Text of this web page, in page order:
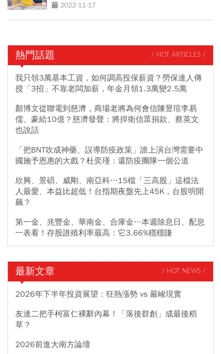
2022-11-17
熱門話題 / HOT ARTICLES /
我只領3萬基本工資，如何調高投保薪資？勞保達人傳
授「3招」不靠老闆加薪，年金月領1.3萬變2.5萬
顏博文從聯電到慈濟，商場老將為何會信陳昱瑄李易
儒、豪給10億？慈濟發聲：將捍衛信眾捐款、蔡英文
也說話
「把BNT吹成神藥、誤導防疫政策」誰上演台灣需要中
國施予恩惠的大戲？杜奕瑾：還防疫團隊一個公道
欣興、景碩、威剛、南亞科…15檔「三高股」這檔法
人最愛、本益比超低！台指期夜盤先上45K，台股明開
飆？
第一金、兆豐金、華南金、合庫金…本週除息日、配息
一表看！存股誰殖利率最高：它3.66%穩穩賺
最新文章 / HOT NEWS /
2026年下半年投資展望：狂熱漲勢 vs 嚴峻現實
友達二把手柯富仁裸辭內幕！「落後群創」成最後稻
草？
2026前進大南方論壇